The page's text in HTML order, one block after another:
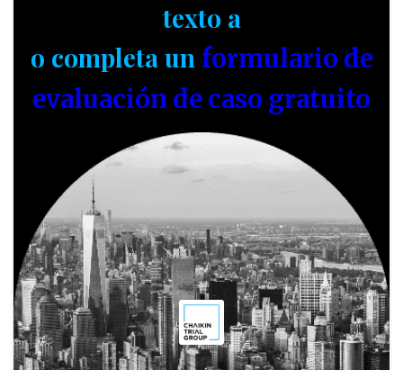
texto a
o completa un formulario de
evaluación de caso gratuito